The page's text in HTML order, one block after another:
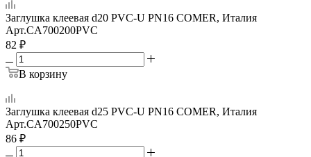
Заглушка клеевая d20 PVC-U PN16 COMER, Италия
Арт.CA700200PVC
82 ₽
В корзину
Заглушка клеевая d25 PVC-U PN16 COMER, Италия
Арт.CA700250PVC
86 ₽